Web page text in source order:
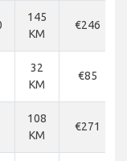
145
KM
€246
32
KM
€85
108
KM
€271